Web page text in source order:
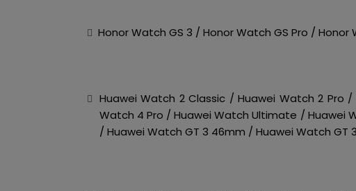
Honor Watch GS 3 / Honor Watch GS Pro /
Huawei Watch 2 Classic / Huawei Watch 2 Pro
Watch 4 Pro / Huawei Watch Ultimate / Huawei
/ Huawei Watch GT 3 46mm / Huawei Watch GT